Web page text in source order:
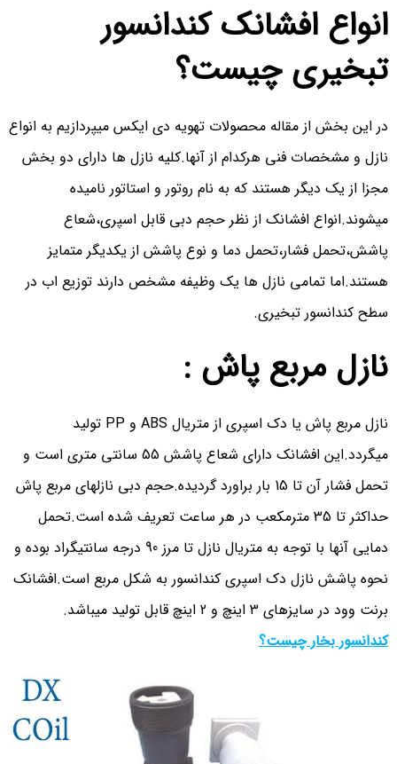
انواع افشانک کندانسور
تبخیری چیست؟
در این بخش از مقاله محصولات تهویه دی ایکس میپردازیم به انواع
نازل و مشخصات فنی هرکدام از آنها.کلیه نازل ها دارای دو بخش
مجزا از یک دیگر هستند که به نام روتور و استاتور نامیده
میشوند.انواع افشانک از نظر حجم دبی قابل اسپری،شعاع
پاشش،تحمل فشار،تحمل دما و نوع پاشش از یکدیگر متمایز
هستند.اما تمامی نازل ها یک وظیفه مشخص دارند توزیع اب در
سطح کندانسور تبخیری.
نازل مربع پاش :
نازل مربع پاش یا دک اسپری از متریال ABS و PP تولید
میگردد.این افشانک دارای شعاع پاشش 55 سانتی متری است و
تحمل فشار آن تا 15 بار براورد گردیده.حجم دبی نازلهای مربع پاش
حداکثر تا 35 مترمکعب در هر ساعت تعریف شده است.تحمل
دمایی آنها با توجه به متریال نازل تا مرز 90 درجه سانتیگراد بوده و
نحوه پاشش نازل دک اسپری کندانسور به شکل مربع است.افشانک
برنت وود در سایزهای 3 اینچ و 2 اینچ قابل تولید میباشد.
کندانسور بخار چیست؟